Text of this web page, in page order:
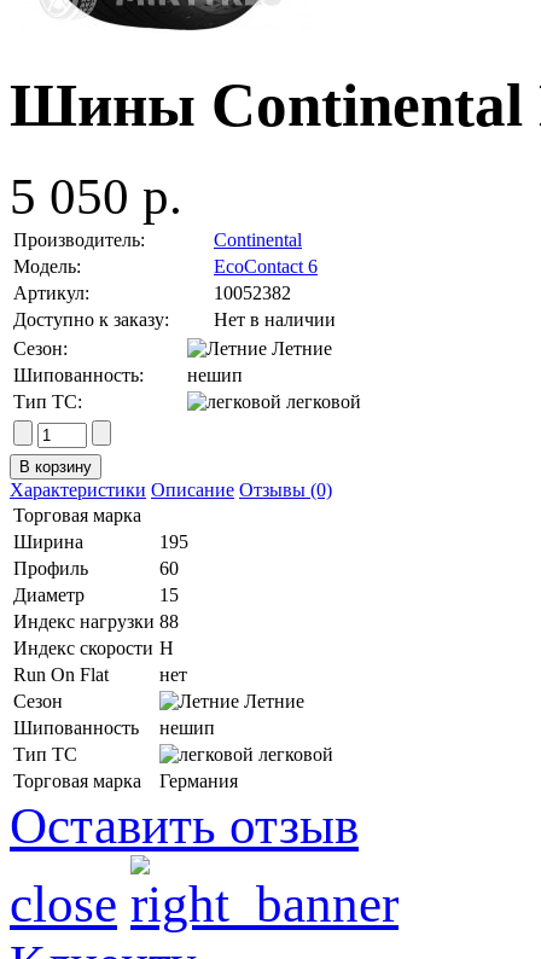
Шины Continental
5 050 р.
Производитель:
Continental
Модель:
EcoContact 6
Артикул:
10052382
Доступно к заказу:
Нет в наличии
Сезон:
Летние
Шипованность:
нешип
Тип ТС:
легковой
Характеристики Описание Отзывы (0)
Торговая марка
Ширина
195
Профиль
60
Диаметр
15
Индекс нагрузки 88
Индекс скорости H
Run On Flat
нет
Сезон
Летние
Шипованность
нешип
Тип ТС
легковой
Торговая марка
Германия
Оставить отзыв
close